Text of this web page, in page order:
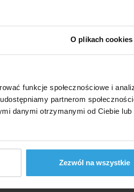
O plikach cookies
funkcje społecznościowe i
partnerom
danymi otrzymanymi od Ciebie lub
Zezwól na wszystkie